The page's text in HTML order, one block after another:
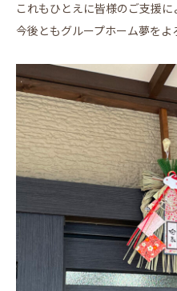
これもひとえに皆様のご支援に
今後ともグループホーム夢をよ